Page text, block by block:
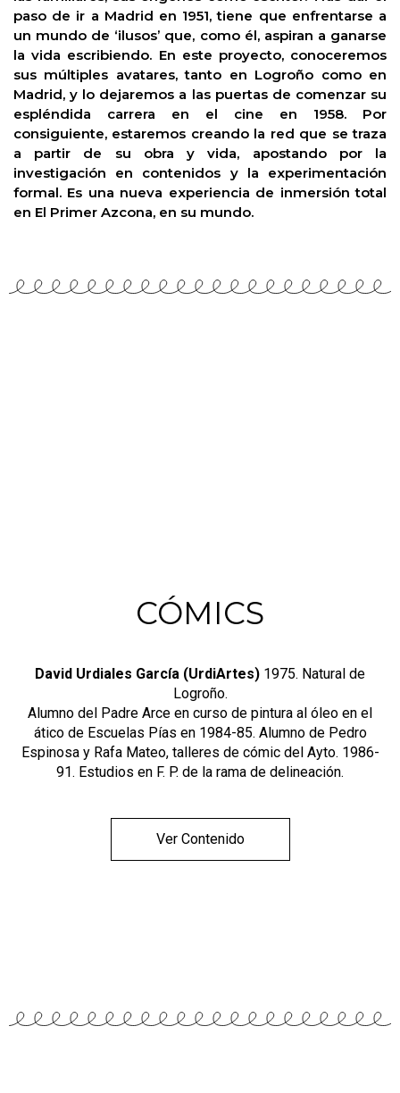
paso de ir a Madrid en 1951, tiene que enfrentarse a
un mundo de ‘ilusos’ que, como él, aspiran a ganarse
la vida escribiendo. En este proyecto, conoceremos
sus múltiples avatares, tanto en Logroño como en
Madrid, y lo dejaremos a las puertas de comenzar su
espléndida carrera en el cine en 1958. Por
consiguiente, estaremos creando la red que se traza
a partir de su obra y vida, apostando por la
investigación en contenidos y la experimentación
formal. Es una nueva experiencia de inmersión total
en El Primer Azcona, en su mundo.
CÓMICS
David Urdiales García (UrdiArtes) 1975. Natural de
Logroño.
Alumno del Padre Arce en curso de pintura al óleo en el
ático de Escuelas Pías en 1984-85. Alumno de Pedro
Espinosa y Rafa Mateo, talleres de cómic del Ayto. 1986-
91. Estudios en F. P. de la rama de delineación.
Ver Contenido